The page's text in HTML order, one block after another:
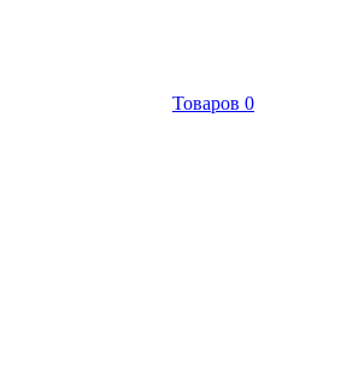
Товаров 0